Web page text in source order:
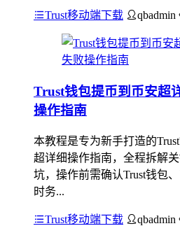
Trust移动端下载 qbadmin
Trust钱包提币到币安超
操作指南
本教程是专为新手打造的
超详细操作指南，全程拆解
坑，操作前需确认Trust钱包
时务...
Trust移动端下载 qbadmin